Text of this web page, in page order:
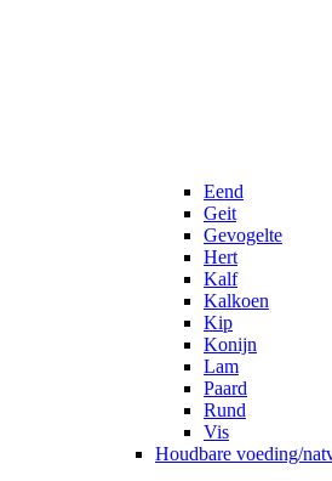
Eend
Geit
Gevogelte
Hert
Kalf
Kalkoen
Kip
Konijn
Lam
Paard
Rund
Vis
Houdbare voeding/